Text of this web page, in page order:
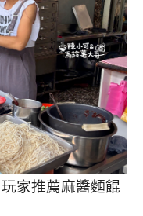
家推薦麻醬麵餛